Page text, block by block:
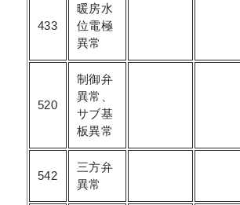
433
暖房水
位電極
異常
520
制御弁
異常、
サブ基
板異常
542
三方弁
異常